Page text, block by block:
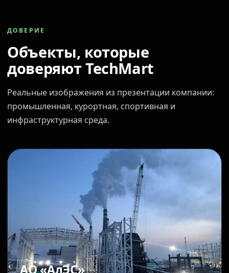
ДОВЕРИЕ
Объекты, которые
доверяют TechMart
Реальные изображения из презентации компании:
промышленная, курортная, спортивная и
инфраструктурная среда.
АО «АлЭС»